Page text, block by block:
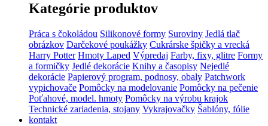
Kategórie produktov
Práca s čokoládou Silikonové formy Suroviny Jedlá tlač
obrázkov Darčekové poukážky Cukrárske špičky a vrecká
Harry Potter Hmoty Laped Výpredaj Farby, fixy, glitre Formy
a formičky Jedlé dekorácie Knihy a časopisy Nejedlé
dekorácie Papierový program, podnosy, obaly Patchwork
vypichovače Pomôcky na modelovanie Pomôcky na pečenie
Poťahové, model. hmoty Pomôcky na výrobu krajok
Technické zariadenia, stojany Vykrajovačky Šablóny, fólie
kontakt